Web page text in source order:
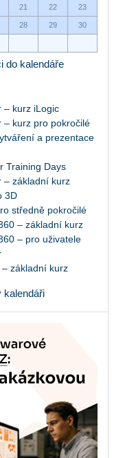
21 22 23
28 29 30
do kalendáře
– kurz iLogic
– kurz pro pokročilé
a prezentace
Training Days
– základní kurz
3D
středně pokročilé
– základní kurz
– pro uživatele
základní kurz
kalendáři